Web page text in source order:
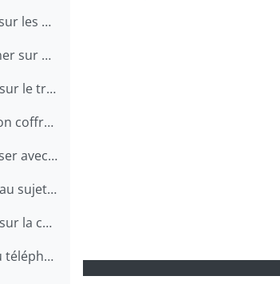
Tâche 1 : S’informer sur les qualités et les compétences recherchées pour travailler en restauration
Tâche 2 : Se renseigner sur une offre d'emploi au téléphone
Tâche 3 : S'informer sur le travail en cuisine
Tâche 4 : Préparer son coffre d'outils
Tâche 5 : Se familiariser avec le métier d'aide-cuisinier
Tâche 6 : S'informer au sujet de la prévention des chutes au travail
Tâche 7 : S'informer sur la carrière de chef
Tâche 8 : Interagir au téléphone avec les clients